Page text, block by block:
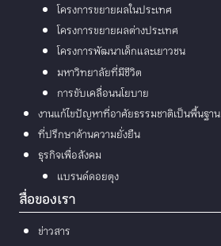
โครงการขยายผลในประเทศ
โครงการขยายผลต่างประเทศ
โครงการพัฒนาเด็กและเยาวชน
มหาวิทยาลัยที่มีชีวิต
การขับเคลื่อนนโยบาย
งานแก้ไขปัญหาที่อาศัยธรรมชาติเป็นพื้นฐาน
ที่ปรึกษาด้านความยั่งยืน
ธุรกิจเพื่อสังคม
แบรนด์ดอยตุง
สื่อของเรา
ข่าวสาร